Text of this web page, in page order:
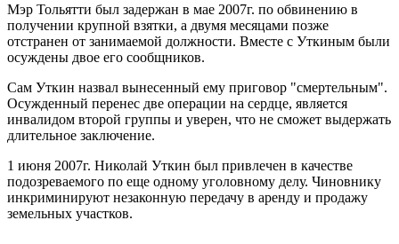
Мэр Тольятти был задержан в мае 2007г. по обвинению в
получении крупной взятки, а двумя месяцами позже
отстранен от занимаемой должности. Вместе с Уткиным были
осуждены двое его сообщников.
Сам Уткин назвал вынесенный ему приговор "смертельным".
Осужденный перенес две операции на сердце, является
инвалидом второй группы и уверен, что не сможет выдержать
длительное заключение.
1 июня 2007г. Николай Уткин был привлечен в качестве
подозреваемого по еще одному уголовному делу. Чиновнику
инкриминируют незаконную передачу в аренду и продажу
земельных участков.